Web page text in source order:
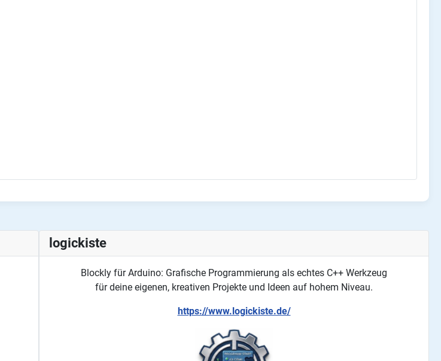
logickiste
Blockly für Arduino: Grafische Programmierung als echtes C++ Werkzeug
für deine eigenen, kreativen Projekte und Ideen auf hohem Niveau.
https://www.logickiste.de/